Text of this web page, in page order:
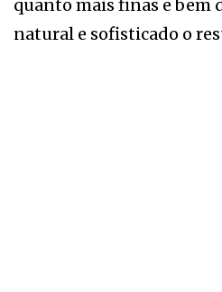
quanto mais finas e bem
natural e sofisticado o